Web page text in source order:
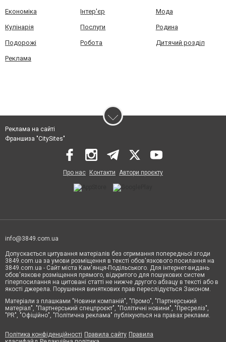
Економіка Інтер'єр Мода
Кулінарія Послуги Родина
Подорожі Робота Дитячий розділ
Реклама
Реклама на сайті
Франшиза "CitySites"
Про нас Контакти Автори проєкту
info@3849.com.ua
Допускається цитування матеріалів без отримання попередньої згоди
3849.com.ua за умови розміщення в тексті обов'язкового посилання на
3849.com.ua - Сайт міста Кам'янця-Подільського. Для інтернет-видань
обов'язкове розміщення прямого, відкритого для пошукових систем
гіперпосилання на цитовані статті не нижче другого абзацу в тексті або в
якості джерела. Порушення виняткових прав переслідується Законом.
Матеріали з плашками "Новини компаній", "Промо", "Партнерський
матеріал", "Партнерський спецпроєкт", "Політичні новини", "Пресреліз",
"PR", "Офіційно", "Політична реклама" публікуються на правах реклами.
Політика конфіденційності Правила сайту Правила